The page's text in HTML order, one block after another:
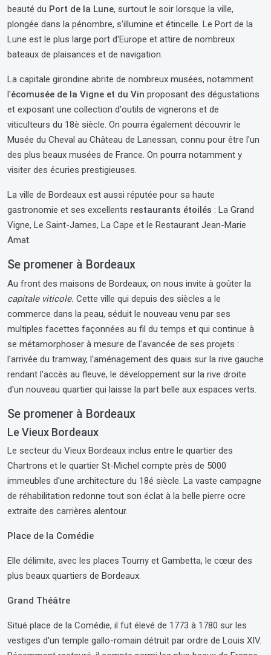
beauté du Port de la Lune, surtout le soir lorsque la ville,
plongée dans la pénombre, s'illumine et étincelle. Le Port de la
Lune est le plus large port d'Europe et attire de nombreux
bateaux de plaisances et de navigation.
La capitale girondine abrite de nombreux musées, notamment
l'écomusée de la Vigne et du Vin proposant des dégustations
et exposant une collection d'outils de vignerons et de
viticulteurs du 18è siècle. On pourra également découvrir le
Musée du Cheval au Château de Lanessan, connu pour être l'un
des plus beaux musées de France. On pourra notamment y
visiter des écuries prestigieuses.
La ville de Bordeaux est aussi réputée pour sa haute
gastronomie et ses excellents restaurants étoilés : La Grand
Vigne, Le Saint-James, La Cape et le Restaurant Jean-Marie
Amat.
Se promener à Bordeaux
Au front des maisons de Bordeaux, on nous invite à goûter la
capitale viticole. Cette ville qui depuis des siècles a le
commerce dans la peau, séduit le nouveau venu par ses
multiples facettes façonnées au fil du temps et qui continue à
se métamorphoser à mesure de l'avancée de ses projets :
l'arrivée du tramway, l'aménagement des quais sur la rive gauche
rendant l'accès au fleuve, le développement sur la rive droite
d'un nouveau quartier qui laisse la part belle aux espaces verts.
Se promener à Bordeaux
Le Vieux Bordeaux
Le secteur du Vieux Bordeaux inclus entre le quartier des
Chartrons et le quartier St-Michel compte près de 5000
immeubles d'une architecture du 18é siècle. La vaste campagne
de réhabilitation redonne tout son éclat à la belle pierre ocre
extraite des carrières alentour.
Place de la Comédie
Elle délimite, avec les places Tourny et Gambetta, le cœur des
plus beaux quartiers de Bordeaux.
Grand Théâtre
Situé place de la Comédie, il fut élevé de 1773 à 1780 sur les
vestiges d'un temple gallo-romain détruit par ordre de Louis XIV.